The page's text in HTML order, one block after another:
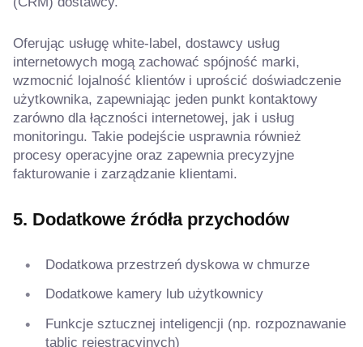
Oferując usługę white-label, dostawcy usług
internetowych mogą zachować spójność marki,
wzmocnić lojalność klientów i uprościć doświadczenie
użytkownika, zapewniając jeden punkt kontaktowy
zarówno dla łączności internetowej, jak i usług
monitoringu. Takie podejście usprawnia również
procesy operacyjne oraz zapewnia precyzyjne
fakturowanie i zarządzanie klientami.
5. Dodatkowe źródła przychodów
Dodatkowa przestrzeń dyskowa w chmurze
Dodatkowe kamery lub użytkownicy
Funkcje sztucznej inteligencji (np. rozpoznawanie
tablic rejestracyjnych)